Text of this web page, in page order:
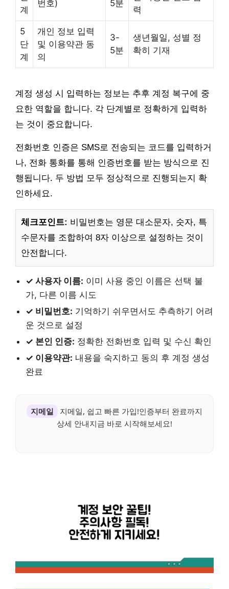
계
번호) 5분
력
5
단
계
개인 정보 입력
및 이용약관 동
의
3-
5분
생년월일, 성별 정
확히 기재
계정 생성 시 입력하는 정보는 추후 계정 복구에 중
요한 역할을 합니다. 각 단계별로 정확하게 입력하
는 것이 중요합니다.
전화번호 인증은 SMS로 전송되는 코드를 입력하거
나, 전화 통화를 통해 인증번호를 받는 방식으로 진
행됩니다. 두 방법 모두 정상적으로 진행되는지 확
인하세요.
체크포인트: 비밀번호는 영문 대소문자, 숫자, 특
수문자를 조합하여 8자 이상으로 설정하는 것이
안전합니다.
✓ 사용자 이름: 이미 사용 중인 이름은 선택 불
가, 다른 이름 시도
✓ 비밀번호: 기억하기 쉬우면서도 추측하기 어려
운 것으로 설정
✓ 본인 인증: 정확한 전화번호 입력 및 수신 확인
✓ 이용약관: 내용을 숙지하고 동의 후 계정 생성
완료
지메일
지메일, 쉽고 빠른 가입!인증부터 완료까지
상세 안내지금 바로 시작해보세요!